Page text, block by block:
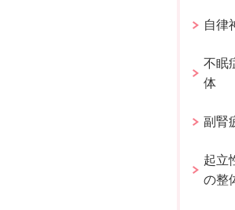
自律
不眠
体
副腎
起立
の整